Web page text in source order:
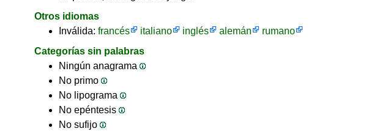
Otros idiomas
Inválida: francés italiano inglés alemán
rumano
Categorías sin palabras
Ningún anagrama
No primo
No lipograma
No epéntesis
No sufijo